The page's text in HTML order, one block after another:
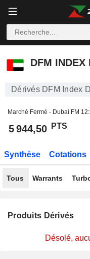
DFM INDEX DFMGI
DFM INDEX
Dérivés DFM Index
Marché Fermé - Dubai FM
5 944,50 PTS
Synthèse Cotations
Tous Warrants
Produits Dérivés
Désolé,